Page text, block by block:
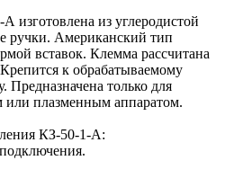
изготовлена из углеродистой
ручки. Американский тип
вставок. Клемма рассчитана
к обрабатываемому
Предназначена только для
или плазменным аппаратом.
КЗ-50-1-А: